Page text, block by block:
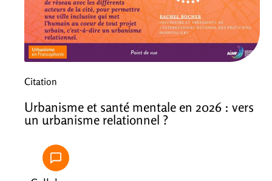
Citation
Urbanisme et santé mentale en 2026 : vers
un urbanisme relationnel ?